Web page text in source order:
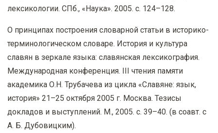
лексикологии. СПб., «Наука». 2005. с. 124–128.
О принципах построения словарной статьи в историко-
терминологическом словаре. История и культура
славян в зеркале языка: славянская лексикография.
Международная конференция. III чтения памяти
академика О.Н. Трубачева из цикла «Славяне: язык,
история» 21–25 октября 2005 г. Москва. Тезисы
докладов и выступлений. М., 2005. с. 39–40. (в соавт. с
А. Б. Дубовицким).